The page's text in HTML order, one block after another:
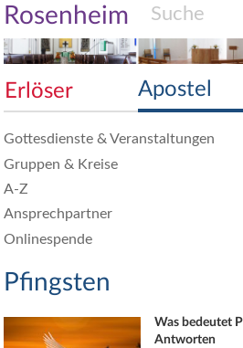
Rosenheim
Erlöser Apostel
Gottesdienste & Veranstaltungen
Gruppen & Kreise
A-Z
Ansprechpartner
Onlinespende
Pfingsten
Was bedeutet
Antworten